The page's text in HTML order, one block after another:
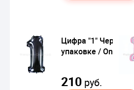
Цифра "1" Черная в
упаковке / One
210 руб.